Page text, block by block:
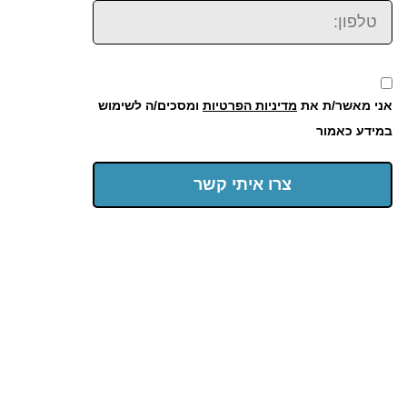
טלפון:
אני מאשר/ת את מדיניות הפרטיות ומסכים/ה לשימוש
במידע כאמור
צרו איתי קשר